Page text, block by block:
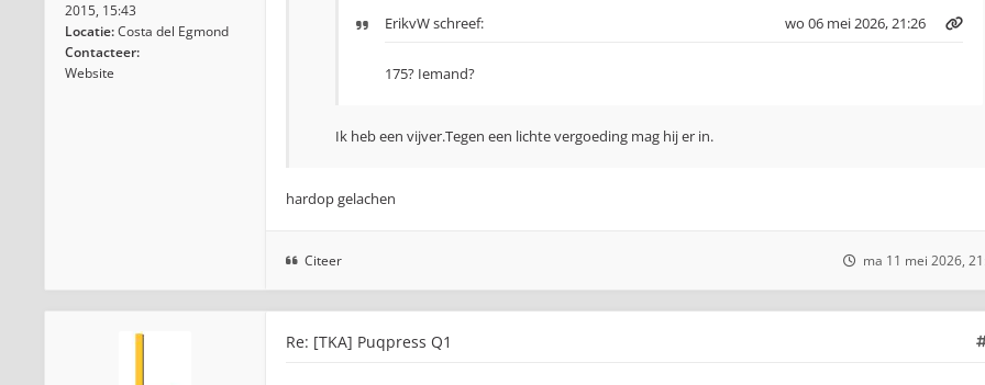
2015, 15:43
Locatie:Costa del Egmond
Contacteer:
Website
ErikvWschreef: wo 06 mei 2026, 21:26
175? Iemand?
Ik heb een vijver.Tegen een lichte vergoeding mag hij er in.
hardop gelachen
Citeer ma 11 mei 2026,
Re: [TKA] Puqpress Q1